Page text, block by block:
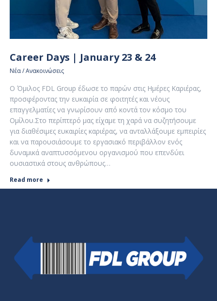
Career Days | January 23 & 24
Νέα / Ανακοινώσεις
Ο Όμιλος FDL Group έδωσε το παρών στις Ημέρες Καριέρας,
προσφέροντας την ευκαιρία σε φοιτητές και νέους
επαγγελματίες να γνωρίσουν από κοντά τον κόσμο του
Ομίλου.Στο περίπτερό μας είχαμε τη χαρά να συζητήσουμε
για διαθέσιμες ευκαιρίες καριέρας, να ανταλλάξουμε εμπειρίες
και να παρουσιάσουμε το εργασιακό περιβάλλον ενός
δυναμικά αναπτυσσόμενου οργανισμού που επενδύει
ουσιαστικά στους ανθρώπους…
Read more